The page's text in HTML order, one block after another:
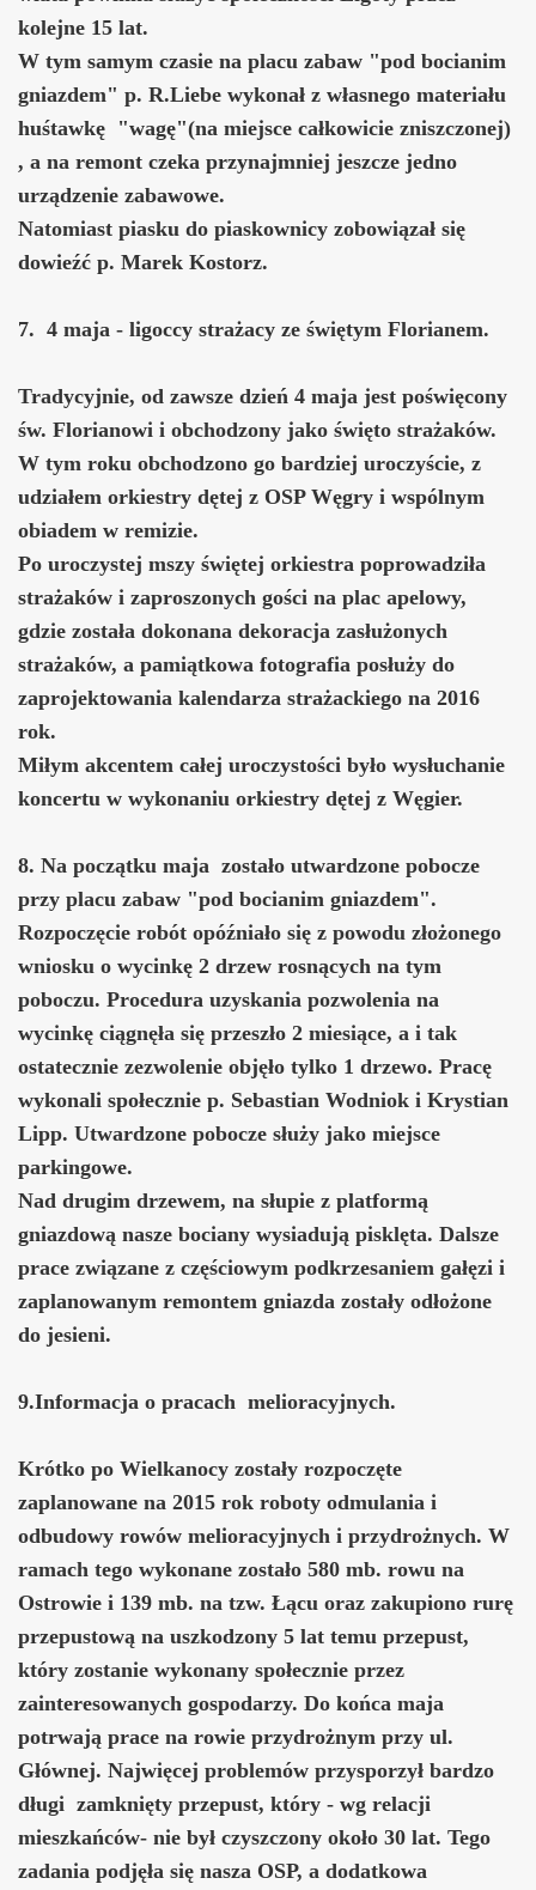
kolejne 15 lat.
W tym samym czasie na placu zabaw "pod bocianim
gniazdem" p. R.Liebe wykonał z własnego materiału
huśtawkę "wagę"(na miejsce całkowicie zniszczonej)
, a na remont czeka przynajmniej jeszcze jedno
urządzenie zabawowe.
Natomiast piasku do piaskownicy zobowiązał się
dowieźć p. Marek Kostorz.
7. 4 maja - ligoccy strażacy ze świętym Florianem.
Tradycyjnie, od zawsze dzień 4 maja jest poświęcony
św. Florianowi i obchodzony jako święto strażaków.
W tym roku obchodzono go bardziej uroczyście, z
udziałem orkiestry dętej z OSP Węgry i wspólnym
obiadem w remizie.
Po uroczystej mszy świętej orkiestra poprowadziła
strażaków i zaproszonych gości na plac apelowy,
gdzie została dokonana dekoracja zasłużonych
strażaków, a pamiątkowa fotografia posłuży do
zaprojektowania kalendarza strażackiego na 2016
rok.
Miłym akcentem całej uroczystości było wysłuchanie
koncertu w wykonaniu orkiestry dętej z Węgier.
8. Na początku maja zostało utwardzone pobocze
przy placu zabaw "pod bocianim gniazdem".
Rozpoczęcie robót opóźniało się z powodu złożonego
wniosku o wycinkę 2 drzew rosnących na tym
poboczu. Procedura uzyskania pozwolenia na
wycinkę ciągnęła się przeszło 2 miesiące, a i tak
ostatecznie zezwolenie objęło tylko 1 drzewo. Pracę
wykonali społecznie p. Sebastian Wodniok i Krystian
Lipp. Utwardzone pobocze służy jako miejsce
parkingowe.
Nad drugim drzewem, na słupie z platformą
gniazdową nasze bociany wysiadują pisklęta. Dalsze
prace związane z częściowym podkrzesaniem gałęzi i
zaplanowanym remontem gniazda zostały odłożone
do jesieni.
9.Informacja o pracach melioracyjnych.
Krótko po Wielkanocy zostały rozpoczęte
zaplanowane na 2015 rok roboty odmulania i
odbudowy rowów melioracyjnych i przydrożnych. W
ramach tego wykonane zostało 580 mb. rowu na
Ostrowie i 139 mb. na tzw. Łącu oraz zakupiono rurę
przepustową na uszkodzony 5 lat temu przepust,
który zostanie wykonany społecznie przez
zainteresowanych gospodarzy. Do końca maja
potrwają prace na rowie przydrożnym przy ul.
Głównej. Najwięcej problemów przysporzył bardzo
długi zamknięty przepust, który - wg relacji
mieszkańców- nie był czyszczony około 30 lat. Tego
zadania podjęła się nasza OSP, a dodatkowa